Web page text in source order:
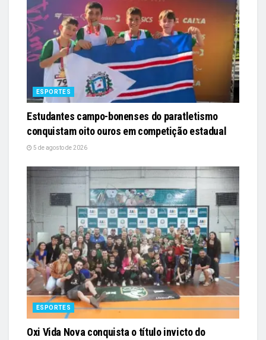
ESPORTES
Estudantes campo-bonenses do paratletismo
conquistam oito ouros em competição estadual
5 de agosto de 2026
ESPORTES
Oxi Vida Nova conquista o título invicto do